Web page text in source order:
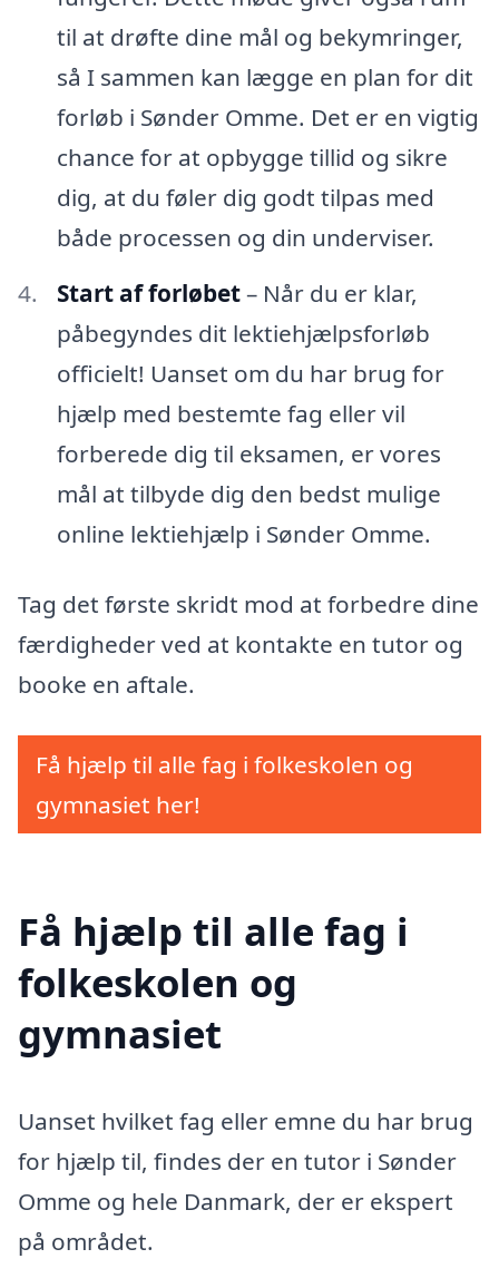
til at drøfte dine mål og bekymringer,
så I sammen kan lægge en plan for dit
forløb i Sønder Omme. Det er en vigtig
chance for at opbygge tillid og sikre
dig, at du føler dig godt tilpas med
både processen og din underviser.
Start af forløbet– Når du er klar,
påbegyndes dit lektiehjælpsforløb
officielt! Uanset om du har brug for
hjælp med bestemte fag eller vil
forberede dig til eksamen, er vores
mål at tilbyde dig den bedst mulige
online lektiehjælp i Sønder Omme.
Tag det første skridt mod at forbedre dine
færdigheder ved at kontakte en tutor og
booke en aftale.
Få hjælp til alle fag i folkeskolen og
gymnasiet her!
Få hjælp til alle fag i
folkeskolen og
gymnasiet
Uanset hvilket fag eller emne du har brug
for hjælp til, findes der en tutor i Sønder
Omme og hele Danmark, der er ekspert
på området.